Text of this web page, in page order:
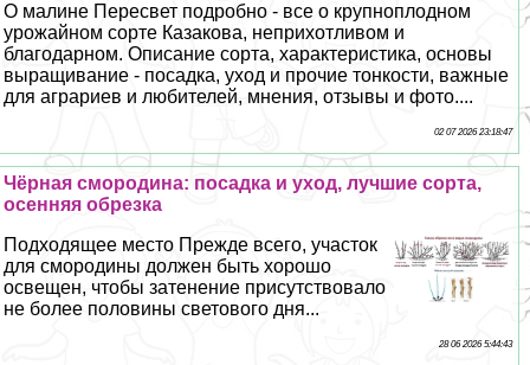
О малине Пересвет подробно - все о крупноплодном
урожайном сорте Казакова, неприхотливом и
благодарном. Описание сорта, хаpaктеристика, основы
выращивание - посадка, уход и прочие тонкости, важные
для аграриев и любителей, мнения, отзывы и фото....
02 07 2026 23:18:47
Чёрная смородина: посадка и уход, лучшие сорта,
осенняя обрезка
Подходящее место Прежде всего, участок
для смородины должен быть хорошо
освещен, чтобы затенение присутствовало
не более половины светового дня...
28 06 2026 5:44:43